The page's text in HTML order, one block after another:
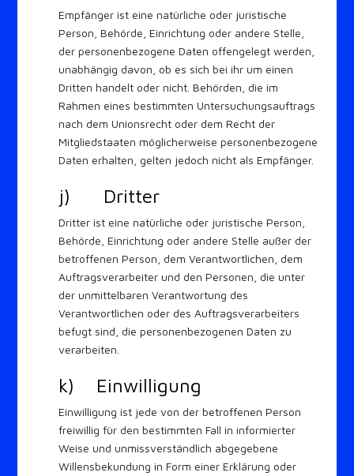
Empfänger ist eine natürliche oder juristische
Person, Behörde, Einrichtung oder andere Stelle,
der personenbezogene Daten offengelegt werden,
unabhängig davon, ob es sich bei ihr um einen
Dritten handelt oder nicht. Behörden, die im
Rahmen eines bestimmten Untersuchungsauftrags
nach dem Unionsrecht oder dem Recht der
Mitgliedstaaten möglicherweise personenbezogene
Daten erhalten, gelten jedoch nicht als Empfänger.
j) Dritter
Dritter ist eine natürliche oder juristische Person,
Behörde, Einrichtung oder andere Stelle außer der
betroffenen Person, dem Verantwortlichen, dem
Auftragsverarbeiter und den Personen, die unter
der unmittelbaren Verantwortung des
Verantwortlichen oder des Auftragsverarbeiters
befugt sind, die personenbezogenen Daten zu
verarbeiten.
k) Einwilligung
Einwilligung ist jede von der betroffenen Person
freiwillig für den bestimmten Fall in informierter
Weise und unmissverständlich abgegebene
Willensbekundung in Form einer Erklärung oder